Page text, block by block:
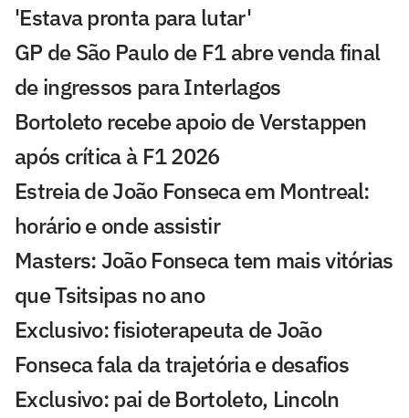
'Estava pronta para lutar'
GP de São Paulo de F1 abre venda final
de ingressos para Interlagos
Bortoleto recebe apoio de Verstappen
após crítica à F1 2026
Estreia de João Fonseca em Montreal:
horário e onde assistir
Masters: João Fonseca tem mais vitórias
que Tsitsipas no ano
Exclusivo: fisioterapeuta de João
Fonseca fala da trajetória e desafios
Exclusivo: pai de Bortoleto, Lincoln